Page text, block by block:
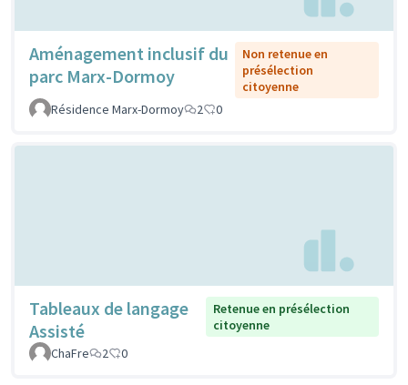
Aménagement inclusif du
parc Marx-Dormoy
Non retenue en
présélection
citoyenne
Résidence Marx-Dormoy
2 0
Tableaux de langage
Assisté
Retenue en présélection
citoyenne
ChaFre
2 0